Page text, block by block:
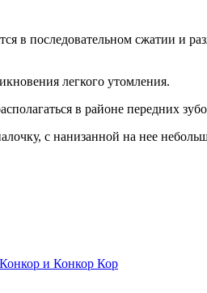
в последовательном сжатии и
легкого утомления.
в районе передних
с нанизанной на нее
и Конкор Кор